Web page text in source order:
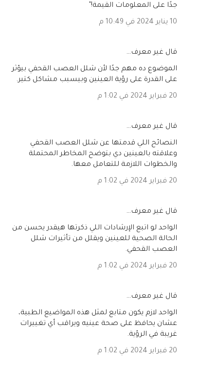
جدًا على المعلومات القيمة!"
10 يناير 2024 في 10:49 م
‏قال غير معرف…
الموضوع ده مهم جدًا لأن شلل العصب القحفي بيؤثر
على القدرة على رؤية العينين وبيسبب مشاكل كتير.
20 فبراير 2024 في 1:02 م
‏قال غير معرف…
النصائح اللي قدمتها عن شلل العصب القحفي
وعلاقته بالعينين دي بتوضح المخاطر المحتملة
والخطوات اللازمة للتعامل معها.
20 فبراير 2024 في 1:02 م
‏قال غير معرف…
الواحد لو اتبع الإرشادات اللي ذكرتها هيقدر يحسن من
الحالة الصحية للعينين ويقلل من تأثيرات شلل
العصب القحفي.
20 فبراير 2024 في 1:02 م
‏قال غير معرف…
الواحد لازم يكون متابع لمثل هذه المواضيع الطبية،
عشان يحافظ على صحة عينيه ويراقب أي تغييرات
غريبة في الرؤية.
20 فبراير 2024 في 1:02 م